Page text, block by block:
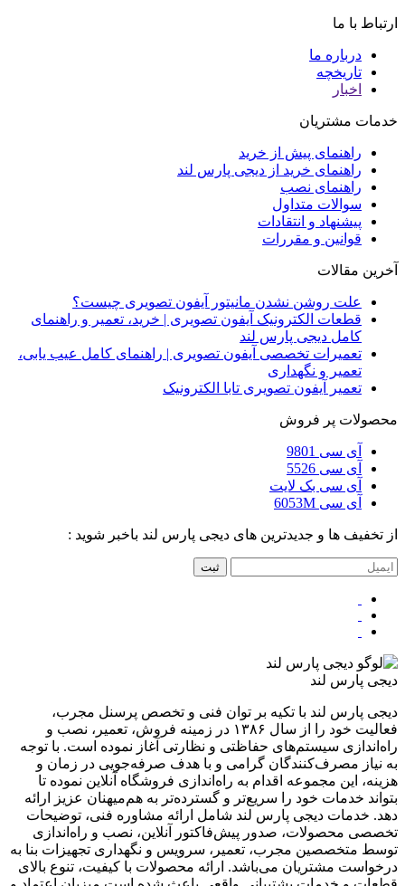
ارتباط با ما
درباره ما
تاریخچه
اخبار
خدمات مشتریان
راهنمای پیش از خرید
راهنمای خرید از دیجی پارس لند
راهنمای نصب
سوالات متداول
پیشنهاد و انتقادات
قوانین و مقررات
آخرین مقالات
علت روشن نشدن مانیتور آیفون تصویری چیست؟
قطعات الکترونیک آیفون تصویری | خرید، تعمیر و راهنمای
کامل دیجی پارس لند
تعمیرات تخصصی آیفون تصویری | راهنمای کامل عیب یابی،
تعمیر و نگهداری
تعمیر آیفون تصویری تابا الکترونیک
محصولات پر فروش
آی سی 9801
آی سی 5526
آی سی بک لایت
آی سی 6053M
از تخفیف ها و جدیدترین های دیجی پارس لند باخبر شوید :
ثبت
دیجی پارس لند
دیجی پارس لند با تکیه بر توان فنی و تخصص پرسنل مجرب،
فعالیت خود را از سال ۱۳۸۶ در زمینه فروش، تعمیر، نصب و
راه‌اندازی سیستم‌های حفاظتی و نظارتی آغاز نموده است. با توجه
به نیاز مصرف‌کنندگان گرامی و با هدف صرفه‌جویی در زمان و
هزینه، این مجموعه اقدام به راه‌اندازی فروشگاه آنلاین نموده تا
بتواند خدمات خود را سریع‌تر و گسترده‌تر به هم‌میهنان عزیز ارائه
دهد. خدمات دیجی پارس لند شامل ارائه مشاوره فنی، توضیحات
تخصصی محصولات، صدور پیش‌فاکتور آنلاین، نصب و راه‌اندازی
توسط متخصصین مجرب، تعمیر، سرویس و نگهداری تجهیزات بنا به
درخواست مشتریان می‌باشد. ارائه محصولات با کیفیت، تنوع بالای